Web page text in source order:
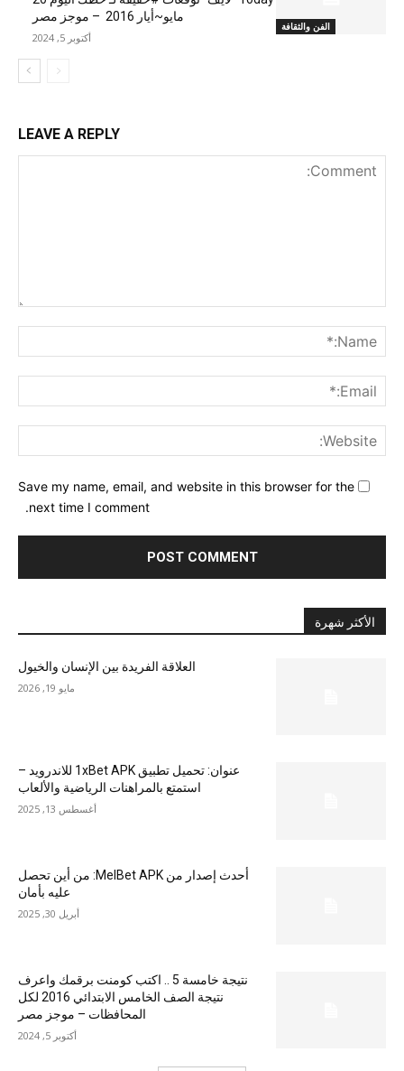
الفن والثقافة
مايو~أيار 2016 – موجز مصر
أكتوبر 5, 2024
LEAVE A REPLY
Save my name, email, and website in this browser for the
next time I comment.
الأكثر شهرة
العلاقة الفريدة بين الإنسان والخيول
مايو 19, 2026
عنوان: تحميل تطبيق 1xBet APK للاندرويد –
استمتع بالمراهنات الرياضية والألعاب
أغسطس 13, 2025
أحدث إصدار من MelBet APK: من أين تحصل
عليه بأمان
أبريل 30, 2025
نتيجة خامسة 5 .. اكتب كومنت برقمك واعرف
نتيجة الصف الخامس الابتدائي 2016 لكل
المحافظات – موجز مصر
أكتوبر 5, 2024